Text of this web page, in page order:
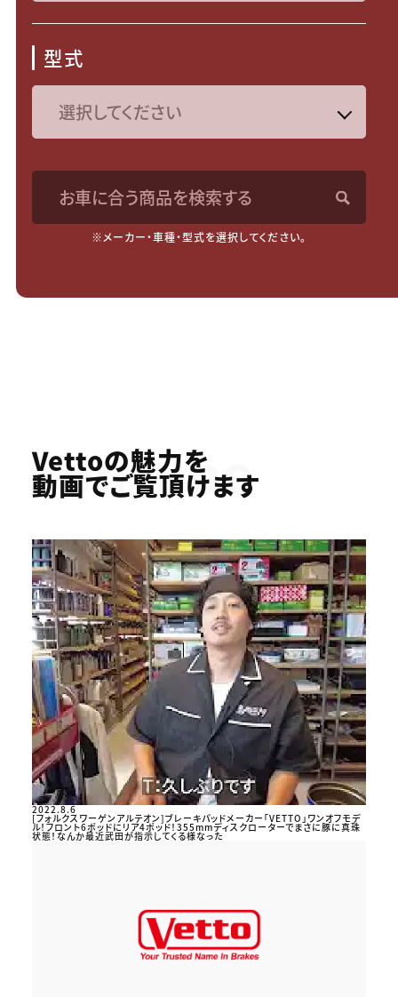
型式
お車に合う商品を検索する
※メーカー・車種・型式を選択してください。
Youtube
Vettoの魅力を
動画でご覧頂けます
2022.8.6
[フォルクスワーゲンアルテオン]ブレーキパッドメーカー「VETTO」ワンオフモデ
ル！フロント6ポッドにリア4ポッド！355mmディスクローターでまさに豚に真珠
状態！なんか最近武田が指示してくる様なった